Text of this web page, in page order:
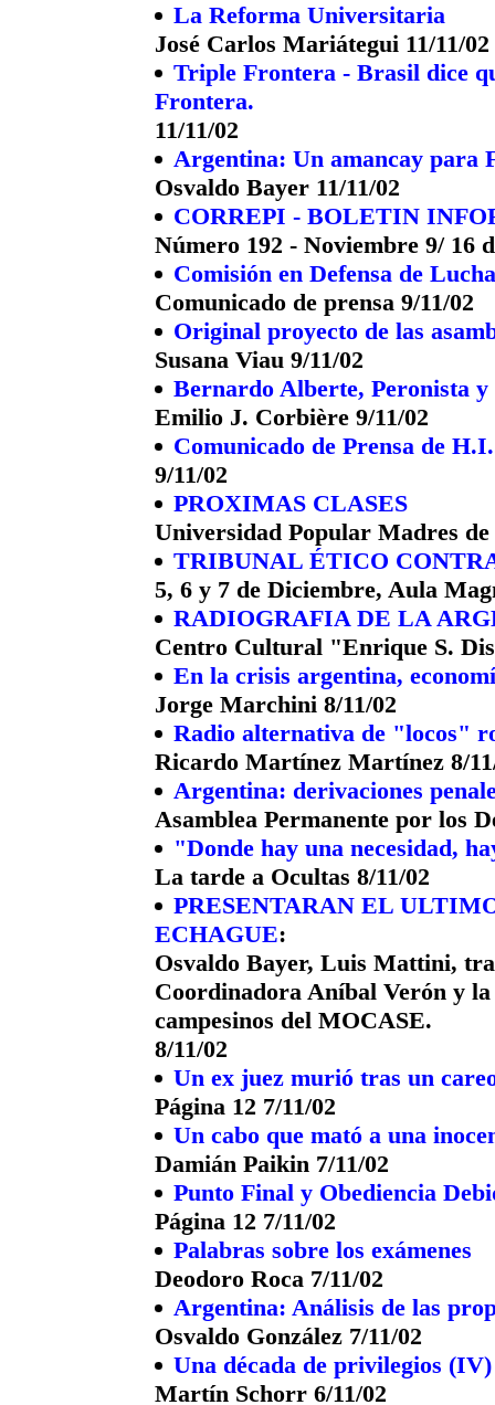
La Reforma Universitaria
José Carlos Mariátegui 11/11/02
Triple Frontera - Brasil dice
Frontera.
11/11/02
Argentina: Un amancay para
Osvaldo Bayer 11/11/02
CORREPI - BOLETIN
Número 192 - Noviembre 9/ 16
Comisión en Defensa de
Comunicado de prensa 9/11/02
Original proyecto de las
Susana Viau 9/11/02
Bernardo Alberte, Peronista
Emilio J. Corbière 9/11/02
Comunicado de Prensa de
9/11/02
PROXIMAS CLASES
Universidad Popular Madres de
TRIBUNAL ÉTICO
5, 6 y 7 de Diciembre, Aula
RADIOGRAFIA DE LA
Centro Cultural "Enrique S.
En la crisis argentina,
Jorge Marchini 8/11/02
Radio alternativa de "locos"
Ricardo Martínez Martínez 8/
Argentina: derivaciones
Asamblea Permanente por los
"Donde hay una necesidad,
La tarde a Ocultas 8/11/02
PRESENTARAN EL
ECHAGUE:
Osvaldo Bayer, Luis Mattini,
Coordinadora Aníbal Verón y
campesinos del MOCASE.
8/11/02
Un ex juez murió tras un
Página 12 7/11/02
Un cabo que mató a una
Damián Paikin 7/11/02
Punto Final y Obediencia
Página 12 7/11/02
Palabras sobre los exámenes
Deodoro Roca 7/11/02
Argentina: Análisis de las
Osvaldo González 7/11/02
Una década de privilegios
Martín Schorr 6/11/02